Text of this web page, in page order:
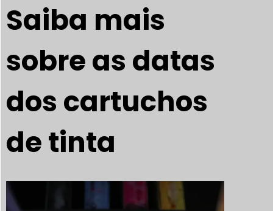
Saiba mais
sobre as datas
dos cartuchos
de tinta